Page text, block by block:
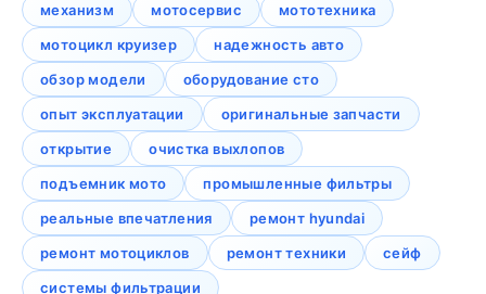
механизм
мотосервис
мототехника
мотоцикл круизер
надежность авто
обзор модели
оборудование сто
опыт эксплуатации
оригинальные запчасти
открытие
очистка выхлопов
подъемник мото
промышленные фильтры
реальные впечатления
ремонт hyundai
ремонт мотоциклов
ремонт техники
сейф
системы фильтрации